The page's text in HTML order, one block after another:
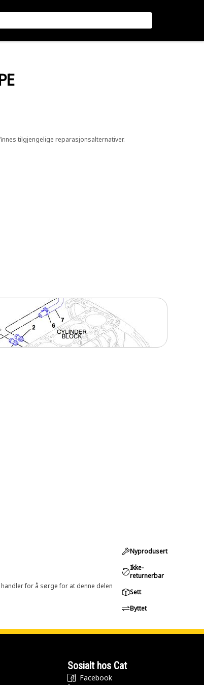
tilgjengelige reparasjonsalternativer.
for å sørge for at denne delen
Nyprodusert
Ikke-
returnerbar
Sett
Byttet
Sosialt hos Cat
Facebook